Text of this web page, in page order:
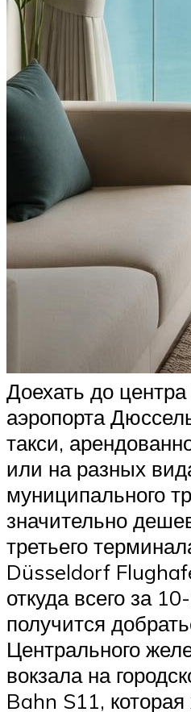
Доехать до центра
аэропорта
такси,
или на разных
муниципального
значительно
третьего
Düsseldorf
откуда всего за
получится
Центрального
вокзала на
Bahn S11, которая